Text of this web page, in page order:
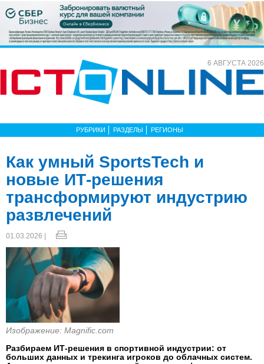
6 АВГУСТА 2026
РУБРИКИ РАЗДЕЛЫ РЕГИОНЫ
Как умный SportsTech и
новые ИТ-решения
трансформируют индустрию
развлечений
01.03.2026 |
Изображение: Magnific.com
Разбираем ИТ-решения в спортивной индустрии: от
больших данных и трекинга игроков до облачных систем.